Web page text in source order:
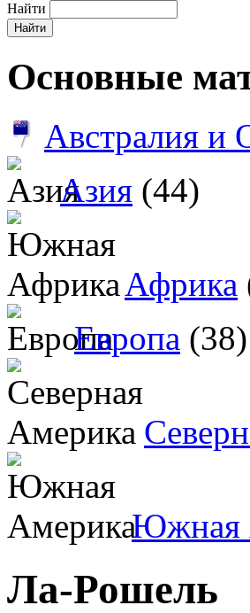
Найти
Основные
Австралия и
Азия (44)
Африка
Европа (38)
Южная
Ла-Рошель